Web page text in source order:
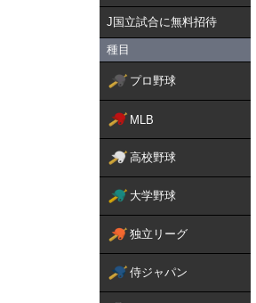
J国立試合に無料招待
種目
プロ野球
MLB
高校野球
大学野球
独立リーグ
侍ジャパン